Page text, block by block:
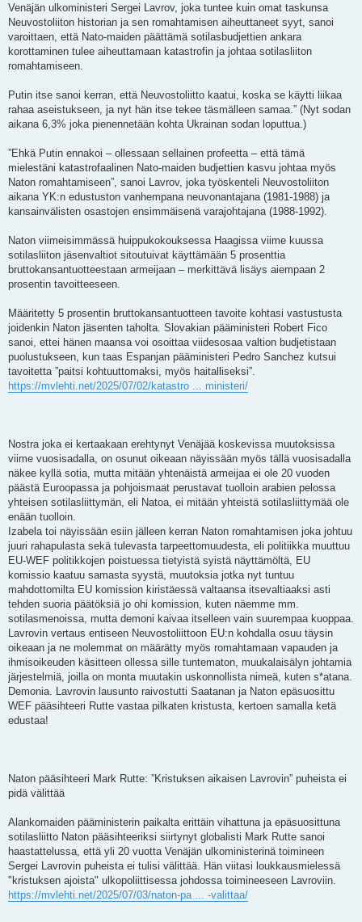
Venäjän ulkoministeri Sergei Lavrov, joka tuntee kuin omat taskunsa
Neuvostoliiton historian ja sen romahtamisen aiheuttaneet syyt, sanoi
varoittaen, että Nato-maiden päättämä sotilasbudjettien ankara
korottaminen tulee aiheuttamaan katastrofin ja johtaa sotilasliiton
romahtamiseen.
Putin itse sanoi kerran, että Neuvostoliitto kaatui, koska se käytti liikaa
rahaa aseistukseen, ja nyt hän itse tekee täsmälleen samaa.” (Nyt sodan
aikana 6,3% joka pienennetään kohta Ukrainan sodan loputtua.)
”Ehkä Putin ennakoi – ollessaan sellainen profeetta – että tämä
mielestäni katastrofaalinen Nato-maiden budjettien kasvu johtaa myös
Naton romahtamiseen”, sanoi Lavrov, joka työskenteli Neuvostoliiton
aikana YK:n edustuston vanhempana neuvonantajana (1981-1988) ja
kansainvälisten osastojen ensimmäisenä varajohtajana (1988-1992).
Naton viimeisimmässä huippukokouksessa Haagissa viime kuussa
sotilasliiton jäsenvaltiot sitoutuivat käyttämään 5 prosenttia
bruttokansantuotteestaan ​​armeijaan – merkittävä lisäys aiempaan 2
prosentin tavoitteeseen.
Määritetty 5 prosentin bruttokansantuotteen tavoite kohtasi vastustusta
joidenkin Naton jäsenten taholta. Slovakian pääministeri Robert Fico
sanoi, ettei hänen maansa voi osoittaa viidesosaa valtion budjetistaan ​​
puolustukseen, kun taas Espanjan pääministeri Pedro Sanchez kutsui
tavoitetta ”paitsi kohtuuttomaksi, myös haitalliseksi”.
https://mvlehti.net/2025/07/02/katastro ... ministeri/
Nostra joka ei kertaakaan erehtynyt Venäjää koskevissa muutoksissa
viime vuosisadalla, on osunut oikeaan näyissään myös tällä vuosisadalla
näkee kyllä sotia, mutta mitään yhtenäistä armeijaa ei ole 20 vuoden
päästä Euroopassa ja pohjoismaat perustavat tuolloin arabien pelossa
yhteisen sotilasliittymän, eli Natoa, ei mitään yhteistä sotilasliittymää ole
enään tuolloin.
Izabela toi näyissään esiin jälleen kerran Naton romahtamisen joka johtuu
juuri rahapulasta sekä tulevasta tarpeettomuudesta, eli politiikka muuttuu
EU-WEF politikkojen poistuessa tietyistä syistä näyttämöltä, EU
komissio kaatuu samasta syystä, muutoksia jotka nyt tuntuu
mahdottomilta EU komission kiristäessä valtaansa itsevaltiaaksi asti
tehden suoria päätöksiä jo ohi komission, kuten näemme mm.
sotilasmenoissa, mutta demoni kaivaa itselleen vain suurempaa kuoppaa.
Lavrovin vertaus entiseen Neuvostoliittoon EU:n kohdalla osuu täysin
oikeaan ja ne molemmat on määrätty myös romahtamaan vapauden ja
ihmisoikeuden käsitteen ollessa sille tuntematon, muukalaisälyn johtamia
järjestelmiä, joilla on monta muutakin uskonnollista nimeä, kuten s*atana.
Demonia. Lavrovin lausunto raivostutti Saatanan ja Naton epäsuosittu
WEF pääsihteeri Rutte vastaa pilkaten kristusta, kertoen samalla ketä
edustaa!
Naton pääsihteeri Mark Rutte: ”Kristuksen aikaisen Lavrovin” puheista ei
pidä välittää
Alankomaiden pääministerin paikalta erittäin vihattuna ja epäsuosittuna
sotilasliitto Naton pääsihteeriksi siirtynyt globalisti Mark Rutte sanoi
haastattelussa, että yli 20 vuotta Venäjän ulkoministerinä toimineen
Sergei Lavrovin puheista ei tulisi välittää. Hän viitasi loukkausmielessä
"kristuksen ajoista" ulkopoliittisessa johdossa toimineeseen Lavroviin.
https://mvlehti.net/2025/07/03/naton-pa ... -valittaa/